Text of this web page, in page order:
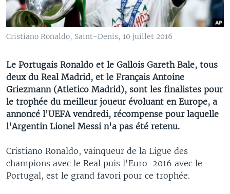
Cristiano Ronaldo, Saint-Denis, 10 juillet 2016
Le Portugais Ronaldo et le Gallois Gareth Bale, tous
deux du Real Madrid, et le Français Antoine
Griezmann (Atletico Madrid), sont les finalistes pour
le trophée du meilleur joueur évoluant en Europe, a
annoncé l'UEFA vendredi, récompense pour laquelle
l'Argentin Lionel Messi n'a pas été retenu.
Cristiano Ronaldo, vainqueur de la Ligue des
champions avec le Real puis l'Euro-2016 avec le
Portugal, est le grand favori pour ce trophée.